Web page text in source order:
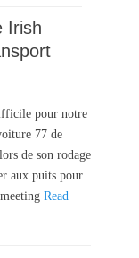
Irish
pour notre
77 de
de son rodage
aux puits pour
Read